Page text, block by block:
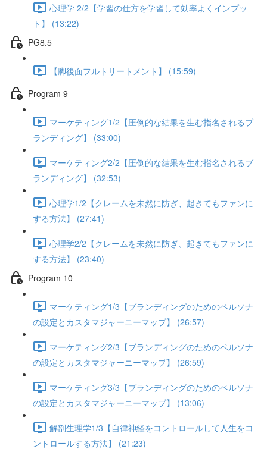
心理学 2/2【学習の仕方を学習して効率よくインプッ
ト】 (13:22)
PG8.5
【脚後面フルトリートメント】 (15:59)
Program 9
マーケティング1/2【圧倒的な結果を生む指名されるブ
ランディング】 (33:00)
マーケティング2/2【圧倒的な結果を生む指名されるブ
ランディング】 (32:53)
心理学1/2【クレームを未然に防ぎ、起きてもファンに
する方法】 (27:41)
心理学2/2【クレームを未然に防ぎ、起きてもファンに
する方法】 (23:40)
Program 10
マーケティング1/3【ブランディングのためのペルソナ
の設定とカスタマジャーニーマップ】 (26:57)
マーケティング2/3【ブランディングのためのペルソナ
の設定とカスタマジャーニーマップ】 (26:59)
マーケティング3/3【ブランディングのためのペルソナ
の設定とカスタマジャーニーマップ】 (13:06)
解剖生理学1/3【自律神経をコントロールして人生をコ
ントロールする方法】 (21:23)